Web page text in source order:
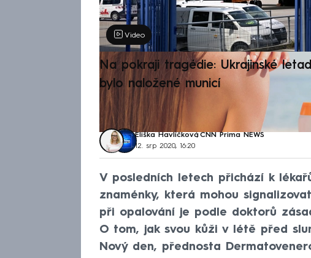
Video
Na pokraji tragédie: Ukrajinské
bylo naložené municí
Eliška Havlíčková, CNN Prima NEWS
12. srp 2020, 16:20
V posledních letech přichází k
znaménky, která mohou
při opalování je podle doktorů
O tom, jak svou kůži v létě před
Nový den, přednosta